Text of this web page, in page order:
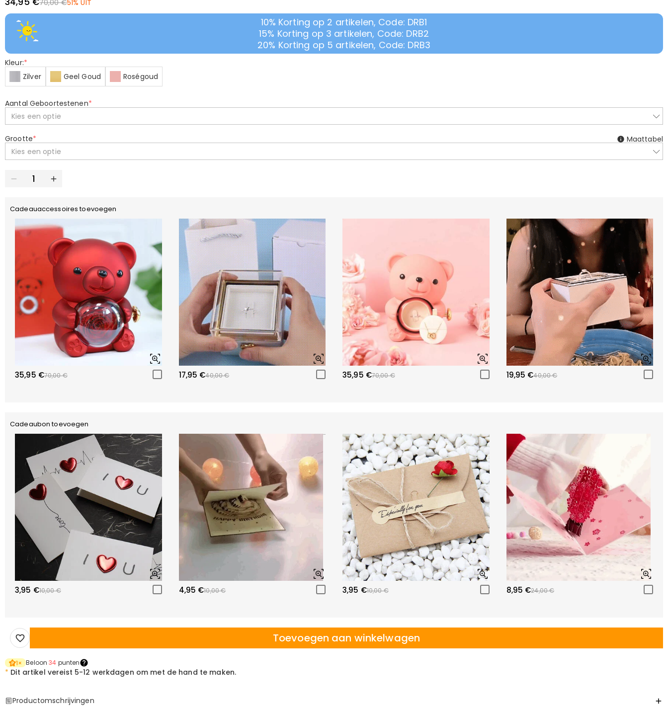
70,00 €51% UIT
10% Korting op 2 artikelen, Code: DRB1
15% Korting op 3 artikelen, Code: DRB2
20% Korting op 5 artikelen, Code: DRB3
Kleur:*
Zilver
Geel Goud Roségoud
Aantal Geboortestenen*
Kies een optie
Grootte*
Kies een optie
Maattabel
Cadeauaccessoires toevoegen
35,95 €70,00 € 17,95 €40,00 € 35,95 €70,00 € 19,95 €40,00 €
Cadeaubon toevoegen
3,95 €10,00 € 4,95 €10,00 € 3,95 €10,00 € 8,95 €24,00 €
Toevoegen aan winkelwagen
1× Beloon34 punten
* Dit artikel vereist 5-12 werkdagen om met de hand te maken.
Productomschrijvingen